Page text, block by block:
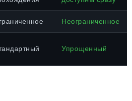
Неограниченное
Упрощенный